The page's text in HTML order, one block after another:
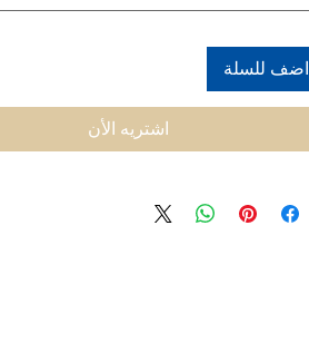
اضف للسلة
اشتريه الأن